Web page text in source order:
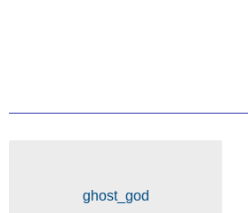
ghost_god